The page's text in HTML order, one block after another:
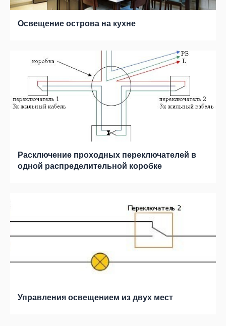
Освещение острова на кухне
Расключение проходных переключателей в
одной распределительной коробке
Управления освещением из двух мест